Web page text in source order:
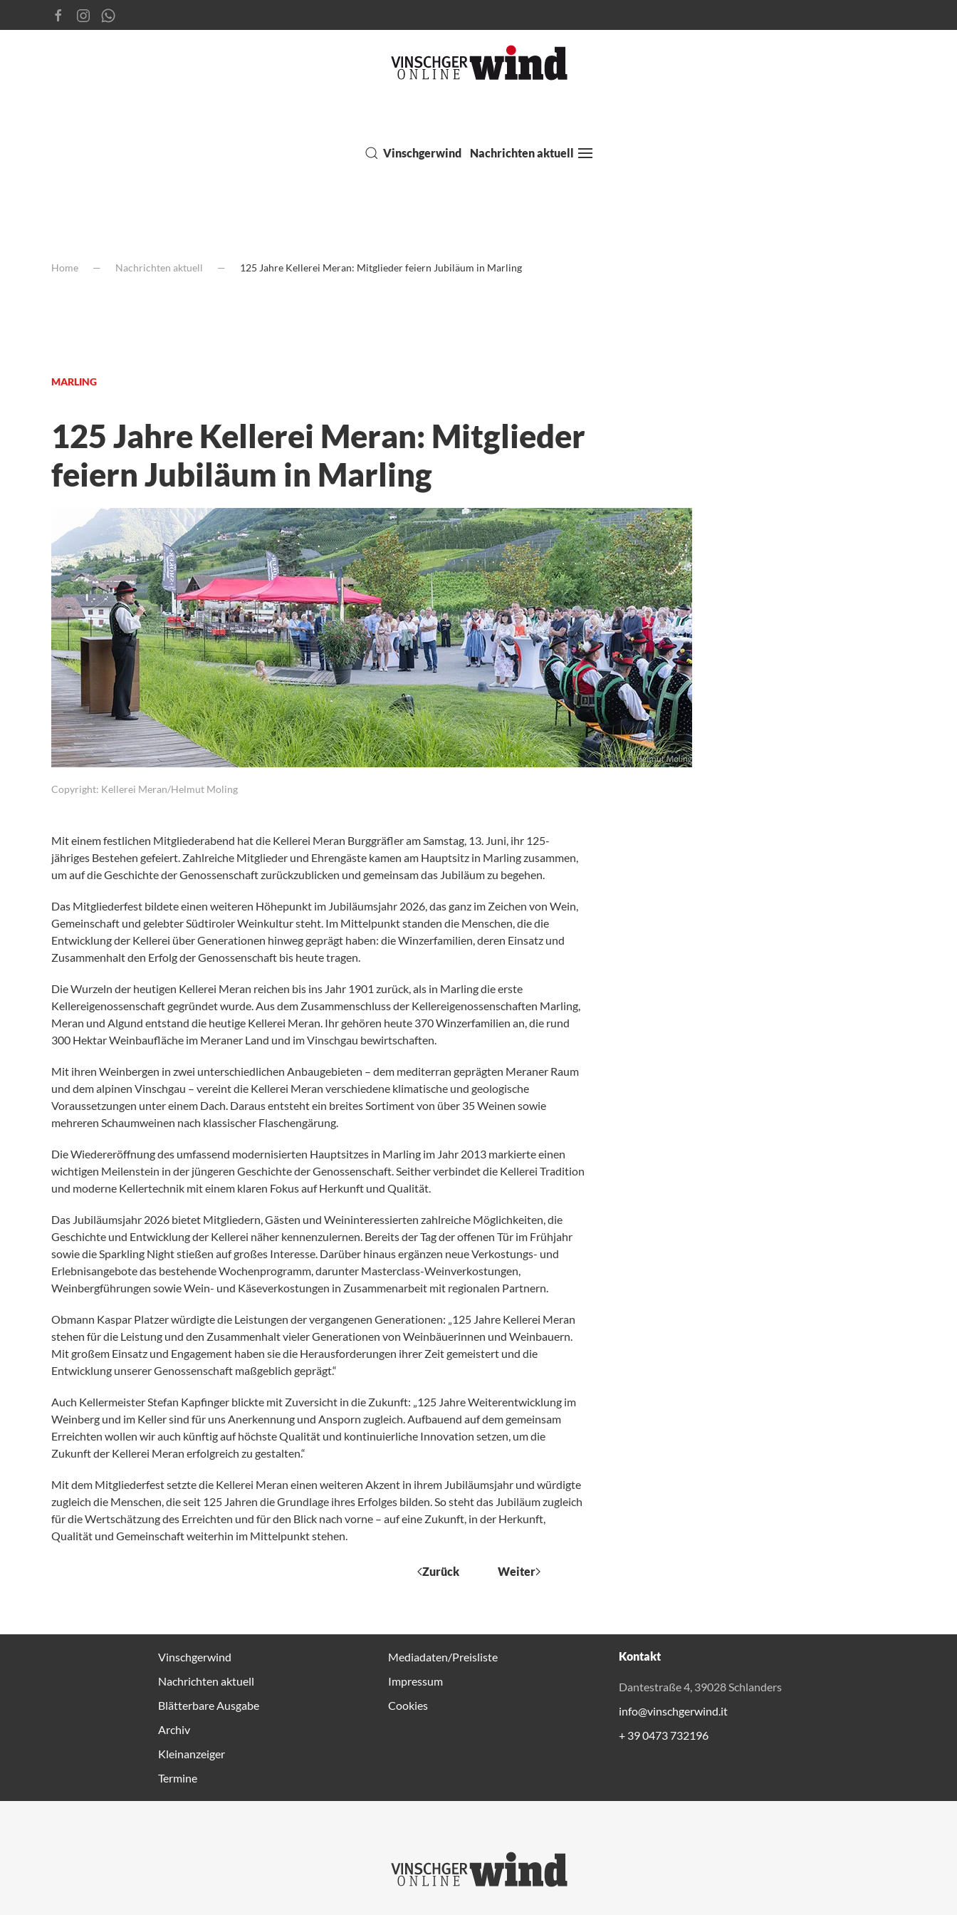
Vinschgerwind Nachrichten aktuell
Home Nachrichten aktuell 125 Jahre Kellerei Meran: Mitglieder feiern Jubiläum in Marling
MARLING
125 Jahre Kellerei Meran: Mitglieder
feiern Jubiläum in Marling
Copyright: Kellerei Meran/Helmut Moling
Mit einem festlichen Mitgliederabend hat die Kellerei Meran Burggräfler am Samstag, 13. Juni, ihr 125-
jähriges Bestehen gefeiert. Zahlreiche Mitglieder und Ehrengäste kamen am Hauptsitz in Marling zusammen,
um auf die Geschichte der Genossenschaft zurückzublicken und gemeinsam das Jubiläum zu begehen.
Das Mitgliederfest bildete einen weiteren Höhepunkt im Jubiläumsjahr 2026, das ganz im Zeichen von Wein,
Gemeinschaft und gelebter Südtiroler Weinkultur steht. Im Mittelpunkt standen die Menschen, die die
Entwicklung der Kellerei über Generationen hinweg geprägt haben: die Winzerfamilien, deren Einsatz und
Zusammenhalt den Erfolg der Genossenschaft bis heute tragen.
Die Wurzeln der heutigen Kellerei Meran reichen bis ins Jahr 1901 zurück, als in Marling die erste
Kellereigenossenschaft gegründet wurde. Aus dem Zusammenschluss der Kellereigenossenschaften Marling,
Meran und Algund entstand die heutige Kellerei Meran. Ihr gehören heute 370 Winzerfamilien an, die rund
300 Hektar Weinbaufläche im Meraner Land und im Vinschgau bewirtschaften.
Mit ihren Weinbergen in zwei unterschiedlichen Anbaugebieten – dem mediterran geprägten Meraner Raum
und dem alpinen Vinschgau – vereint die Kellerei Meran verschiedene klimatische und geologische
Voraussetzungen unter einem Dach. Daraus entsteht ein breites Sortiment von über 35 Weinen sowie
mehreren Schaumweinen nach klassischer Flaschengärung.
Die Wiedereröffnung des umfassend modernisierten Hauptsitzes in Marling im Jahr 2013 markierte einen
wichtigen Meilenstein in der jüngeren Geschichte der Genossenschaft. Seither verbindet die Kellerei Tradition
und moderne Kellertechnik mit einem klaren Fokus auf Herkunft und Qualität.
Das Jubiläumsjahr 2026 bietet Mitgliedern, Gästen und Weininteressierten zahlreiche Möglichkeiten, die
Geschichte und Entwicklung der Kellerei näher kennenzulernen. Bereits der Tag der offenen Tür im Frühjahr
sowie die Sparkling Night stießen auf großes Interesse. Darüber hinaus ergänzen neue Verkostungs- und
Erlebnisangebote das bestehende Wochenprogramm, darunter Masterclass-Weinverkostungen,
Weinbergführungen sowie Wein- und Käseverkostungen in Zusammenarbeit mit regionalen Partnern.
Obmann Kaspar Platzer würdigte die Leistungen der vergangenen Generationen: „125 Jahre Kellerei Meran
stehen für die Leistung und den Zusammenhalt vieler Generationen von Weinbäuerinnen und Weinbauern.
Mit großem Einsatz und Engagement haben sie die Herausforderungen ihrer Zeit gemeistert und die
Entwicklung unserer Genossenschaft maßgeblich geprägt.“
Auch Kellermeister Stefan Kapfinger blickte mit Zuversicht in die Zukunft: „125 Jahre Weiterentwicklung im
Weinberg und im Keller sind für uns Anerkennung und Ansporn zugleich. Aufbauend auf dem gemeinsam
Erreichten wollen wir auch künftig auf höchste Qualität und kontinuierliche Innovation setzen, um die
Zukunft der Kellerei Meran erfolgreich zu gestalten.“
Mit dem Mitgliederfest setzte die Kellerei Meran einen weiteren Akzent in ihrem Jubiläumsjahr und würdigte
zugleich die Menschen, die seit 125 Jahren die Grundlage ihres Erfolges bilden. So steht das Jubiläum zugleich
für die Wertschätzung des Erreichten und für den Blick nach vorne – auf eine Zukunft, in der Herkunft,
Qualität und Gemeinschaft weiterhin im Mittelpunkt stehen.
Zurück Weiter
Vinschgerwind
Nachrichten aktuell
Blätterbare Ausgabe
Archiv
Kleinanzeiger
Termine
Mediadaten/Preisliste
Impressum
Cookies
Kontakt
Dantestraße 4, 39028 Schlanders
info@vinschgerwind.it
+ 39 0473 732196